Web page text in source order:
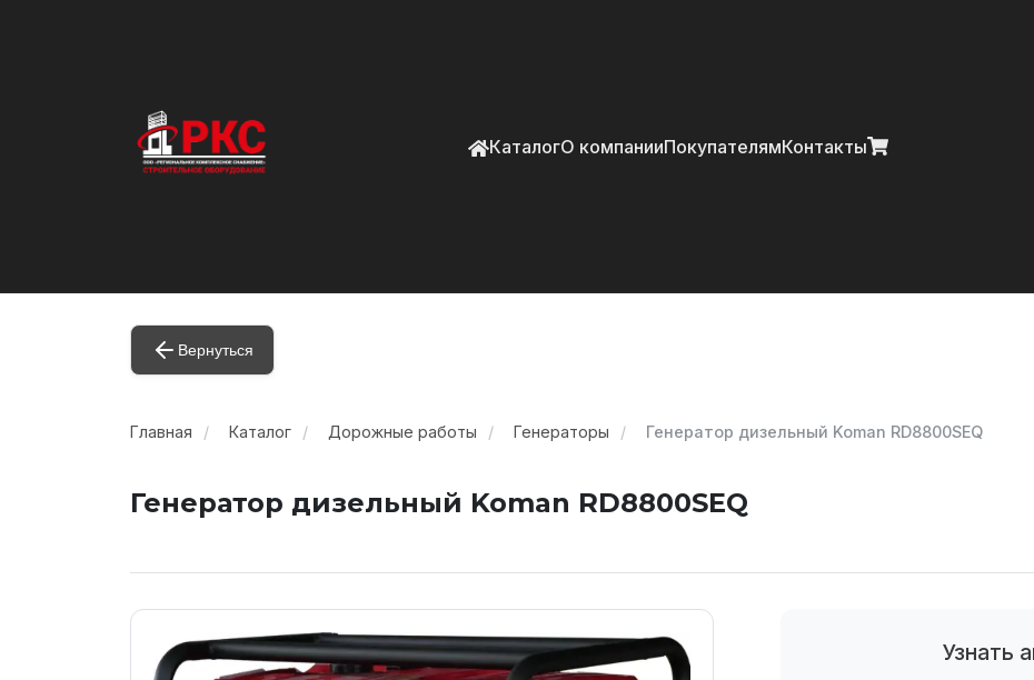
КаталогО компанииПокупателямКонтакты
Вернуться
Главная Каталог Дорожные работы Генераторы Генератор дизельный Koman RD8800SEQ
Генератор дизельный Koman RD8800SEQ
Узнать